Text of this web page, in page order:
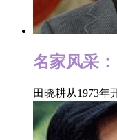
名家风采
田晓耕从1973年